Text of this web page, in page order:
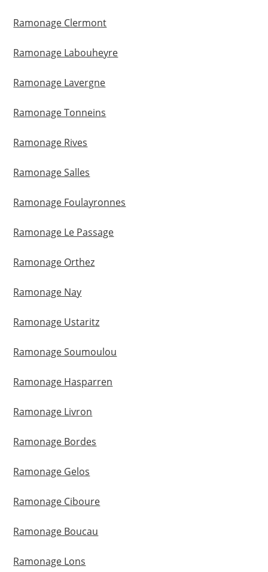
Ramonage Clermont
Ramonage Labouheyre
Ramonage Lavergne
Ramonage Tonneins
Ramonage Rives
Ramonage Salles
Ramonage Foulayronnes
Ramonage Le Passage
Ramonage Orthez
Ramonage Nay
Ramonage Ustaritz
Ramonage Soumoulou
Ramonage Hasparren
Ramonage Livron
Ramonage Bordes
Ramonage Gelos
Ramonage Ciboure
Ramonage Boucau
Ramonage Lons